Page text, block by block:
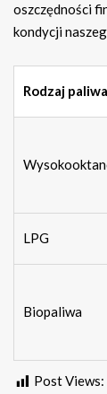
oszczędności
kondycji
Rodzaj paliwa
LPG
Biopaliwa
Post Views: